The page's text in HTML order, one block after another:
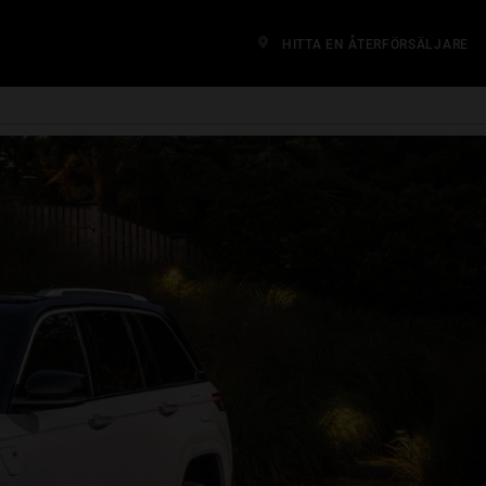
HITTA EN ÅTERFÖRSÄLJARE